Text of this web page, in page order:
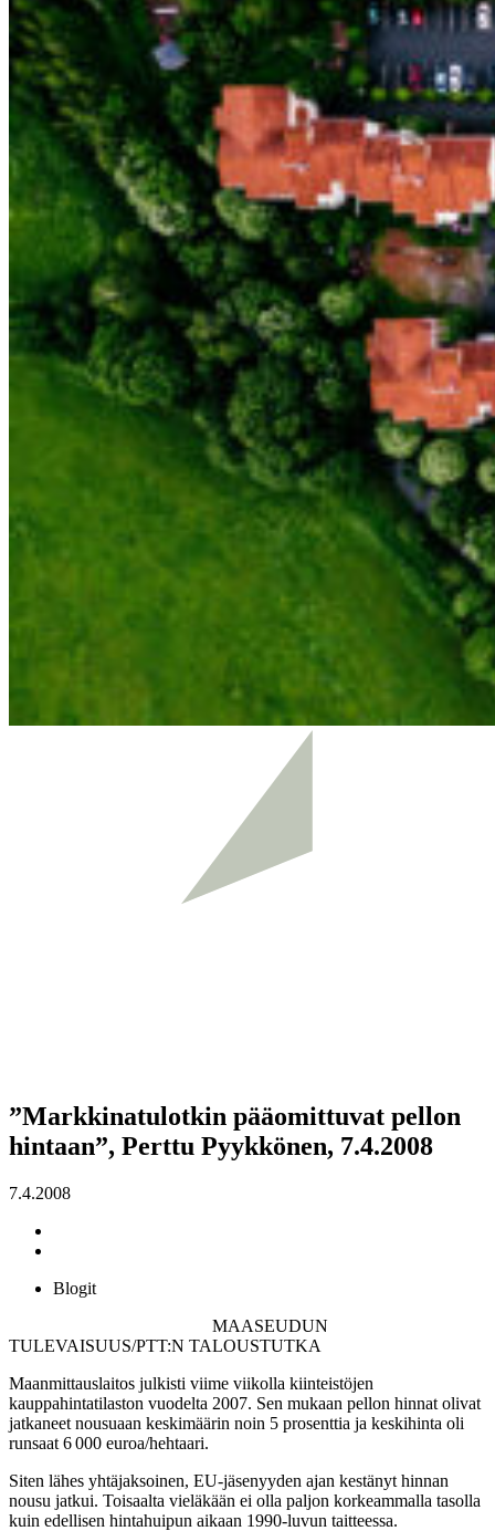
”Markkinatulotkin pääomittuvat pellon
hintaan”, Perttu Pyykkönen, 7.4.2008
7.4.2008
Blogit
MAASEUDUN
TULEVAISUUS/PTT:N TALOUSTUTKA
Maanmittauslaitos julkisti viime viikolla kiinteistöjen
kauppahintatilaston vuodelta 2007. Sen mukaan pellon hinnat olivat
jatkaneet nousuaan keskimäärin noin 5 prosenttia ja keskihinta oli
runsaat 6 000 euroa/hehtaari.
Siten lähes yhtäjaksoinen, EU-jäsenyyden ajan kestänyt hinnan
nousu jatkui. Toisaalta vieläkään ei olla paljon korkeammalla tasolla
kuin edellisen hintahuipun aikaan 1990-luvun taitteessa.